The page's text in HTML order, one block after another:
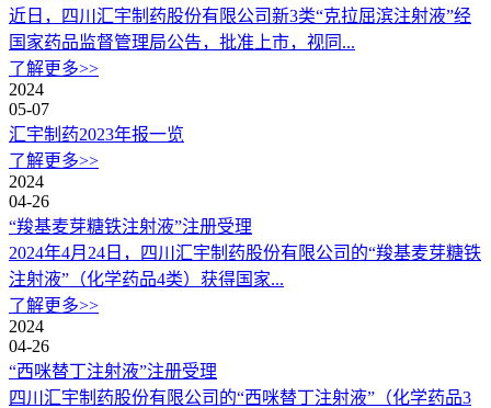
近日，四川汇宇制药股份有限公司新3类“克拉屈滨注射液”经
国家药品监督管理局公告，批准上市，视同...
了解更多>>
2024
05-07
汇宇制药2023年报一览
了解更多>>
2024
04-26
“羧基麦芽糖铁注射液”注册受理
2024年4月24日，四川汇宇制药股份有限公司的“羧基麦芽糖铁
注射液”（化学药品4类）获得国家...
了解更多>>
2024
04-26
“西咪替丁注射液”注册受理
四川汇宇制药股份有限公司的“西咪替丁注射液”（化学药品3